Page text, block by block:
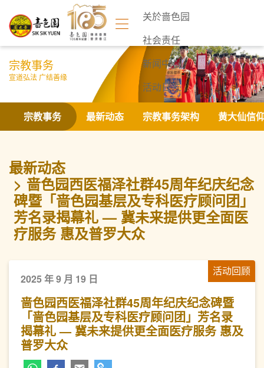
关於啬色园
社会责任
新闻中心
活动日志
联络我们
宗教事务
宣道弘法 广结善缘
宗教事务 最新动态 宗教事务架构 黄大仙信
最新动态
啬色园西医福泽社群45周年纪庆纪念
碑暨「啬色园基层及专科医疗顾问团」
芳名录揭幕礼 — 冀未来提供更全面医
疗服务 惠及普罗大众
活动回顾
2025 年 9 月 19 日
啬色园西医福泽社群45周年纪庆纪念碑暨
「啬色园基层及专科医疗顾问团」芳名录
揭幕礼 — 冀未来提供更全面医疗服务 惠及
普罗大众